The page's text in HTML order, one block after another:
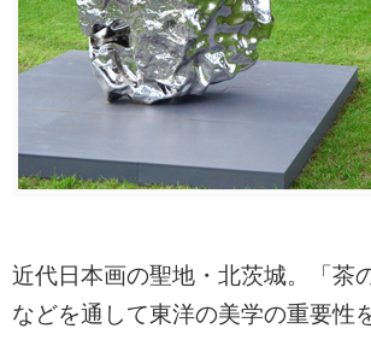
近代日本画の聖地・北茨城。「茶
などを通して東洋の美学の重要性